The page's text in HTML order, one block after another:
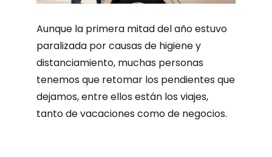
Aunque la primera mitad del año estuvo
paralizada por causas de higiene y
distanciamiento, muchas personas
tenemos que retomar los pendientes que
dejamos, entre ellos están los viajes,
tanto de vacaciones como de negocios.